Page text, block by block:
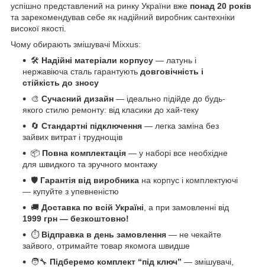
успішно представлений на ринку України вже понад 20 років
та зарекомендував себе як надійний виробник сантехніки
високої якості.
Чому обирають змішувачі Mixxus:
🛠 Надійні матеріали корпусу — латунь і
нержавіюча сталь гарантують довговічність і
стійкість до зносу
🎨 Сучасний дизайн — ідеально підійде до будь-
якого стилю ремонту: від класики до хай-теку
🔄 Стандартні підключення — легка заміна без
зайвих витрат і труднощів
📦 Повна комплектація — у наборі все необхідне
для швидкого та зручного монтажу
🛡️ Гарантія від виробника на корпус і комплектуючі
— купуйте з упевненістю
🚚 Доставка по всій Україні , а при замовленні від
1999 грн — безкоштовно!
⏱️ Відправка в день замовлення — не чекайте
зайвого, отримайте товар якомога швидше
🧑‍🔧 Підберемо комплект “під ключ” — змішувачі,